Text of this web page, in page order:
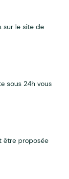
sur le site de
sous 24h vous
être proposée